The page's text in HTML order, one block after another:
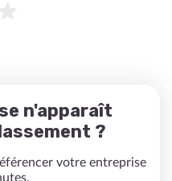
n'apparaît
?
votre entreprise